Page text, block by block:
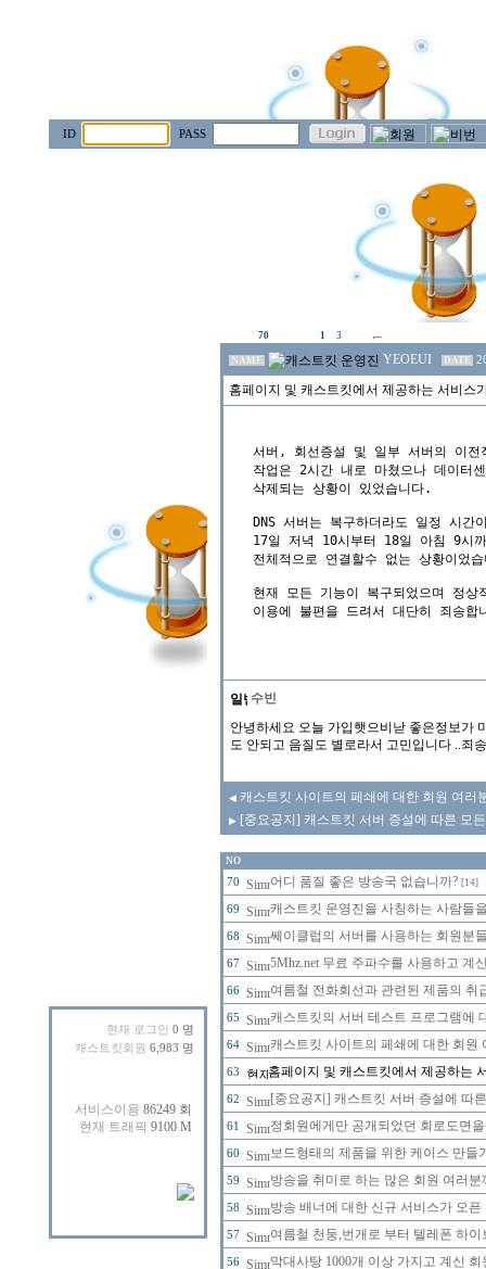
ID PASS
현재 로그인 0 명
캐스트킷회원 6,983 명
70 1 3
NAME YEOEUI DATE
홈페이지 및 캐스트킷에서 제공하는 서비스
서버, 회선증설 및 일부 서버의 이전
작업은 2시간 내로 마쳤으나 데이터
삭제되는 상황이 있었습니다.
DNS 서버는 복구하더라도 일정 시
17일 저녁 10시부터 18일 아침 9시
전체적으로 연결할수 없는 상황이었
현재 모든 기능이 복구되었으며 정
이용에 불편을 드려서 대단히 죄송합
수빈
안녕하세요 오늘 가입햇으비낟 좋은정보가
도 안되고 음질도 별로라서 고민입니다 ..죄
◀ 캐스트킷 사이트의 페쇄에 대한 회원 여러
▶ [중요공지] 캐스트킷 서버 증설에 따른 모
NO
70 어디 품질 좋은 방송국 없습니까? [14]
69 캐스트킷 운영진을 사칭하는 사람들
68 쎄이클럽의 서버를 사용하는 회원분
67 5Mhz.net 무료 주파수를 사용하고 계
66 여름철 전화회선과 관련된 제품의
65 캐스트킷의 서버 테스트 프로그램에
64 캐스트킷 사이트의 페쇄에 대한 회
63 홈페이지 및 캐스트킷에서 제공하는
62 [중요공지] 캐스트킷 서버 증설에 따
61 정회원에게만 공개되었던 회로도면
60 보드형태의 제품을 위한 케이스 만들
59 방송을 취미로 하는 많은 회원 여러
58 방송 배너에 대한 신규 서비스가 오
57 여름철 천둥,번개로 부터 텔레폰 하
56 막대사탕 1000개 이상 가지고 계신